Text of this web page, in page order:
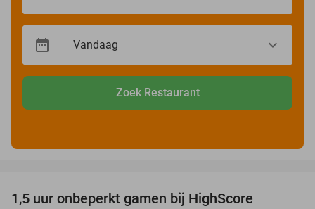
Zoek Restaurant
1,5 uur onbeperkt gamen bij HighScore